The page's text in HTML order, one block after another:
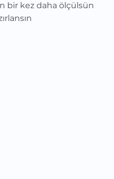
bir kez daha ölçülsün